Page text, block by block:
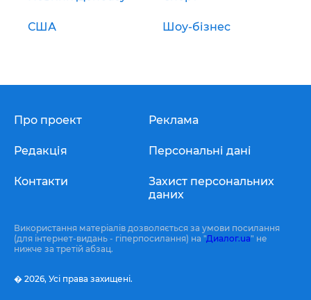
США Шоу-бізнес
Про проект
Редакція
Контакти
Реклама
Персональні дані
Захист персональних
даних
Використання матеріалів дозволяється за умови посилання
(для інтернет-видань - гіперпосилання) на "Диалог.ua" не
нижче за третій абзац.
� 2026, Усі права захищені.